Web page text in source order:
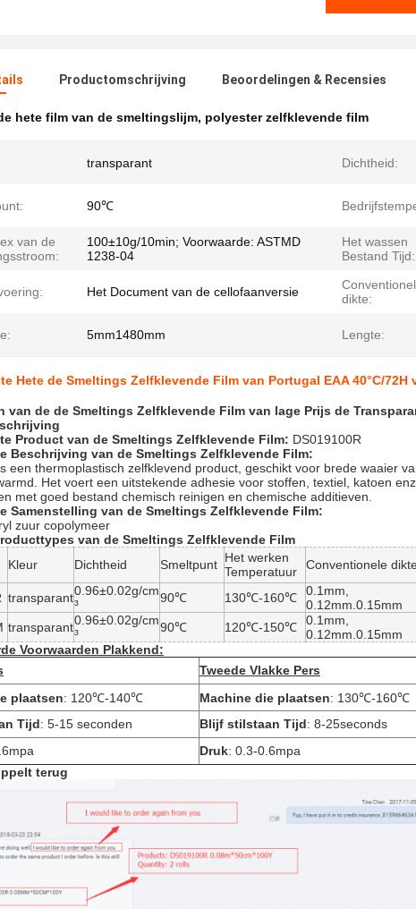
Productomschrijving Beoordelingen & Recensies
hete film van de smeltingslijm, polyester zelfklevende film
transparant Dichtheid:
90℃
van de
100±10g/10min; Voorwaarde: ASTMD
1238-04
Het wassen
Bestand Tijd:
Het Document van de cellofaanversie
dikte:
5mm1480mm Lengte:
Hete de Smeltings Zelfklevende Film van Portugal EAA 40°C/
van de de Smeltings Zelfklevende Film van lage Prijs de
Product van de Smeltings Zelfklevende Film: DS019100R
Beschrijving van de Smeltings Zelfklevende Film:
een thermoplastisch zelfklevend product, geschikt voor brede waaier
Het voert een uitstekende adhesie voor stoffen, textiel, katoen
met goed bestand chemisch reinigen en chemische additieven.
Samenstelling van de Smeltings Zelfklevende Film:
zuur copolymeer
van de Smeltings Zelfklevende Film
Kleur Dichtheid Smeltpunt Het werken
Temperatuur
Conventionele
transparant0.96±0.02g/cm
³
90℃ 130℃-160℃
0.1mm,
0.12mm.0.15mm
transparant0.96±0.02g/cm
³
90℃ 120℃-150℃
0.1mm,
0.12mm.0.15mm
Voorwaarden Plakkend:
Tweede Vlakke Pers
plaatsen: 120℃-140℃ Machine die plaatsen: 130℃-160℃
Tijd: 5-15 seconden Blijf stilstaan Tijd: 8-25seconds
Druk: 0.3-0.6mpa
terug